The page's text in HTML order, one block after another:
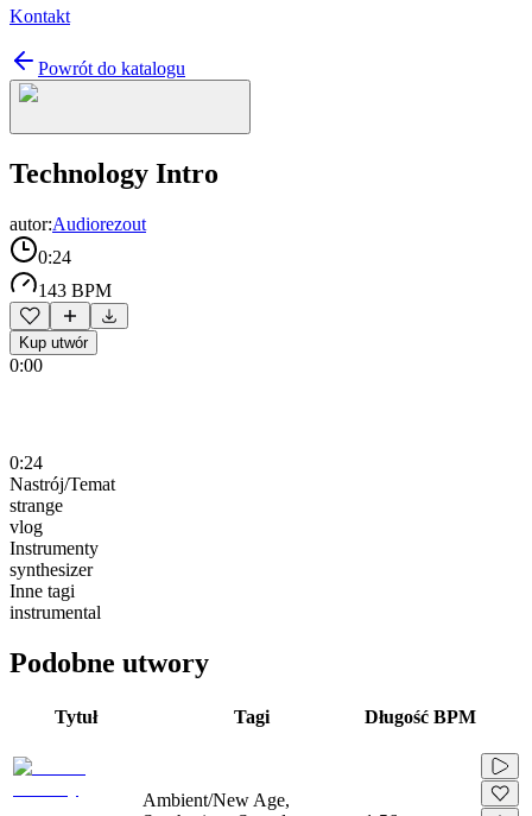
Kontakt
Powrót do katalogu
Technology Intro
autor:Audiorezout
0:24
143 BPM
Kup utwór
0:00
0:24
Nastrój/Temat
strange
vlog
Instrumenty
synthesizer
Inne tagi
instrumental
Podobne utwory
Tytuł Tagi Długość BPM
Ambient/New Age,